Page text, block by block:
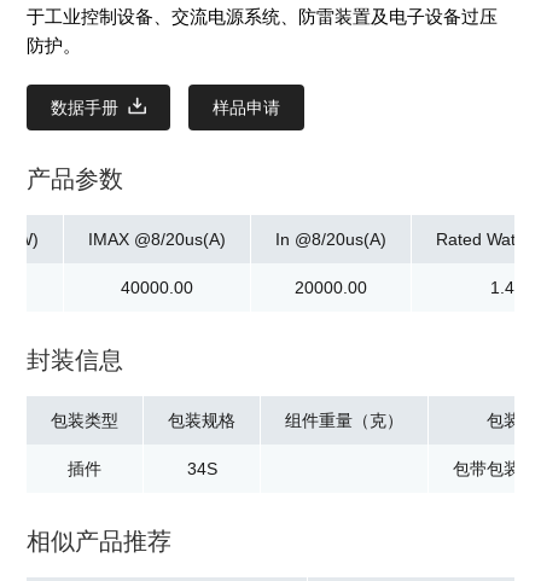
于工业控制设备、交流电源系统、防雷装置及电子设备过压
防护。
数据手册 样品申请
产品参数
IMAX @8/20us(A)
40000.00
In @8/20us(A)
20000.00
Rated
1.40
封装信息
包装类型
插件
包装规格
34S
组件重量（克） 包装信
包带包装
相似产品推荐